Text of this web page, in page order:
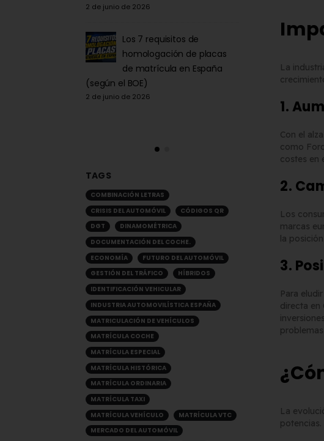
La
1.
Con el
como
costes en
2.
Los
marcas
la
3.
Para
directa en
La
2 de junio de 2026
Los 7 requisitos de
homologación de placas
de matrícula en España
(según el BOE)
2 de junio de 2026
Matrícula
Eléctrico:
Carengine
27 de mayo de 2026
TAGS
COMBINACIÓN LETRAS
CRISIS DEL AUTOMÓVIL
CÓDIGOS QR
DGT
DINAMOMÉTRICA
DOCUMENTACIÓN DEL COCHE.
ECONOMÍA
FUTURO DEL AUTOMÓVIL
GESTIÓN DEL TRÁFICO
HÍBRIDOS
IDENTIFICACIÓN VEHICULAR
INDUSTRIA AUTOMOVILÍSTICA ESPAÑA
MATRICULACIÓN DE VEHÍCULOS
MATRÍCULA COCHE
MATRÍCULA ESPECIAL
MATRÍCULA HISTÓRICA
MATRÍCULA ORDINARIA
MATRÍCULA TAXI
MATRÍCULA VEHÍCULO
MATRÍCULA VTC
MERCADO DEL AUTOMÓVIL